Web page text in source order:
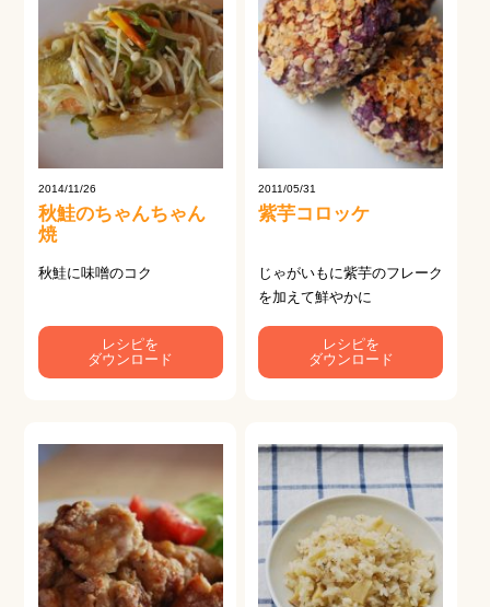
2014/11/26
秋鮭のちゃんちゃん
焼
秋鮭に味噌のコク
レシピを
ダウンロード
2011/05/31
紫芋コロッケ
じゃがいもに紫芋のフレーク
を加えて鮮やかに
レシピを
ダウンロード